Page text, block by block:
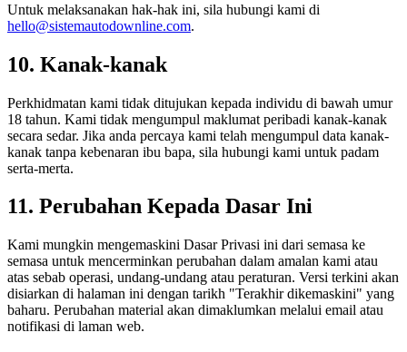
Untuk melaksanakan hak-hak ini, sila hubungi kami di
hello@sistemautodownline.com.
10. Kanak-kanak
Perkhidmatan kami tidak ditujukan kepada individu di bawah umur
18 tahun. Kami tidak mengumpul maklumat peribadi kanak-kanak
secara sedar. Jika anda percaya kami telah mengumpul data kanak-
kanak tanpa kebenaran ibu bapa, sila hubungi kami untuk padam
serta-merta.
11. Perubahan Kepada Dasar Ini
Kami mungkin mengemaskini Dasar Privasi ini dari semasa ke
semasa untuk mencerminkan perubahan dalam amalan kami atau
atas sebab operasi, undang-undang atau peraturan. Versi terkini akan
disiarkan di halaman ini dengan tarikh "Terakhir dikemaskini" yang
baharu. Perubahan material akan dimaklumkan melalui email atau
notifikasi di laman web.